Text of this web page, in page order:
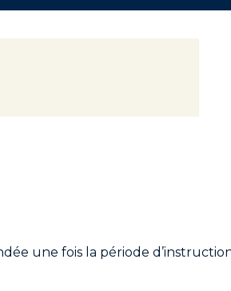
une fois la période